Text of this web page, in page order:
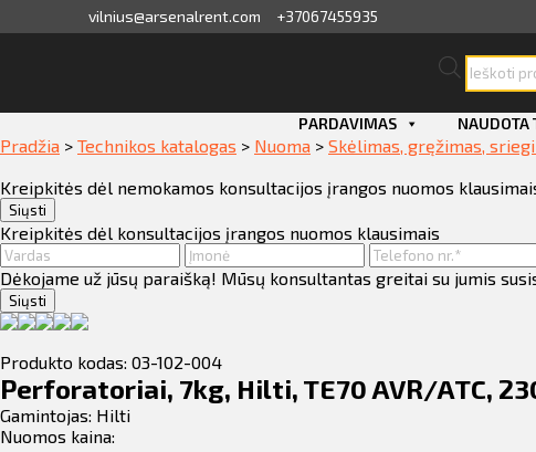
vilnius@arsenalrent.com +37067455935
Products
search
faktūros, važtaraščiai
atlikumi objektos
sąrašas
limito likutis
PARDAVIMAS NAUDOTA
Pradžia > Technikos katalogas > Nuoma > Skėlimas, gręžimas,
Kreipkitės dėl nemokamos konsultacijos įrangos nuomos
Siųsti
Kreipkitės dėl konsultacijos įrangos nuomos klausimais
Dėkojame už jūsų paraišką! Mūsų konsultantas greitai su jumis
Siųsti
Produkto kodas: 03-102-004
Perforatoriai, 7kg, Hilti, TE70 AVR/ATC,
Gamintojas: Hilti
Nuomos kaina: